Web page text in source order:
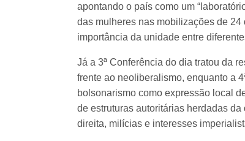
apontando o país como um
das mulheres nas mobilizações de
importância da unidade entre
Já a 3ª Conferência do dia tratou da
frente ao neoliberalismo, enquanto a
bolsonarismo como expressão local
de estruturas autoritárias herdadas
direita, milícias e interesses